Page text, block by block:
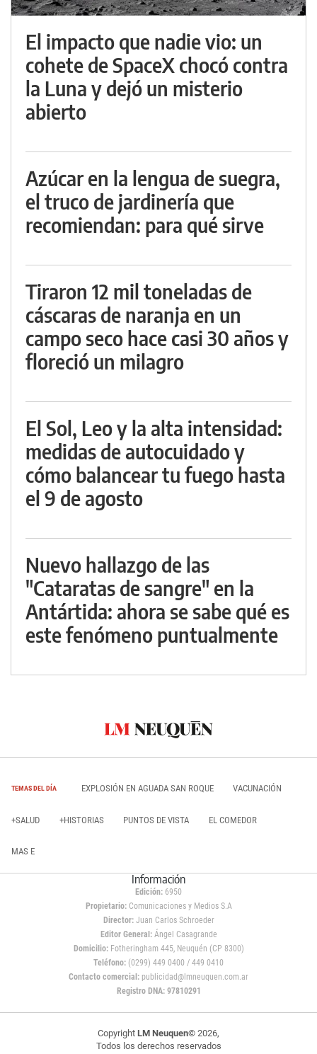
El impacto que nadie vio: un
cohete de SpaceX chocó contra
la Luna y dejó un misterio
abierto
Azúcar en la lengua de suegra,
el truco de jardinería que
recomiendan: para qué sirve
Tiraron 12 mil toneladas de
cáscaras de naranja en un
campo seco hace casi 30 años y
floreció un milagro
El Sol, Leo y la alta intensidad:
medidas de autocuidado y
cómo balancear tu fuego hasta
el 9 de agosto
Nuevo hallazgo de las
"Cataratas de sangre" en la
Antártida: ahora se sabe qué es
este fenómeno puntualmente
TEMAS DEL DÍA EXPLOSIÓN EN AGUADA SAN ROQUE VACUNACIÓN
+SALUD +HISTORIAS PUNTOS DE VISTA EL COMEDOR
MAS E
Información
Edición: 6950
Propietario:Comunicaciones y Medios S.A
Director: Juan Carlos Schroeder
Editor General:Ángel Casagrande
Domicilio:Fotheringham 445, Neuquén (CP 8300)
Teléfono: (0299) 449 0400 / 449 0410
Contacto comercial: publicidad@lmneuquen.com.ar
Registro DNA: 97810291
Copyright LM Neuquen© 2026,
Todos los derechos reservados